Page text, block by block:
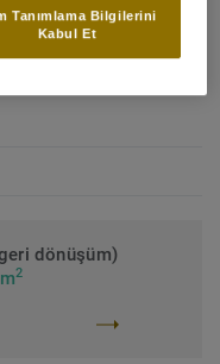
dönüşüm)
2
Tanımlama Bilgilerini
Kabul Et